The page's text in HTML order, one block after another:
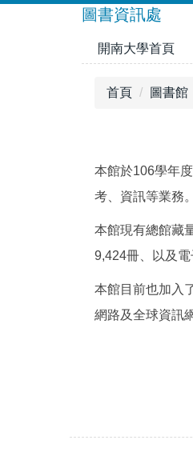
圖書資訊處
開南大學首頁
首頁 圖書館
本館於106學年
考、資訊等業務。
本館現有總館藏
9,424冊、以及
本館目前也加入
網路及全球資訊